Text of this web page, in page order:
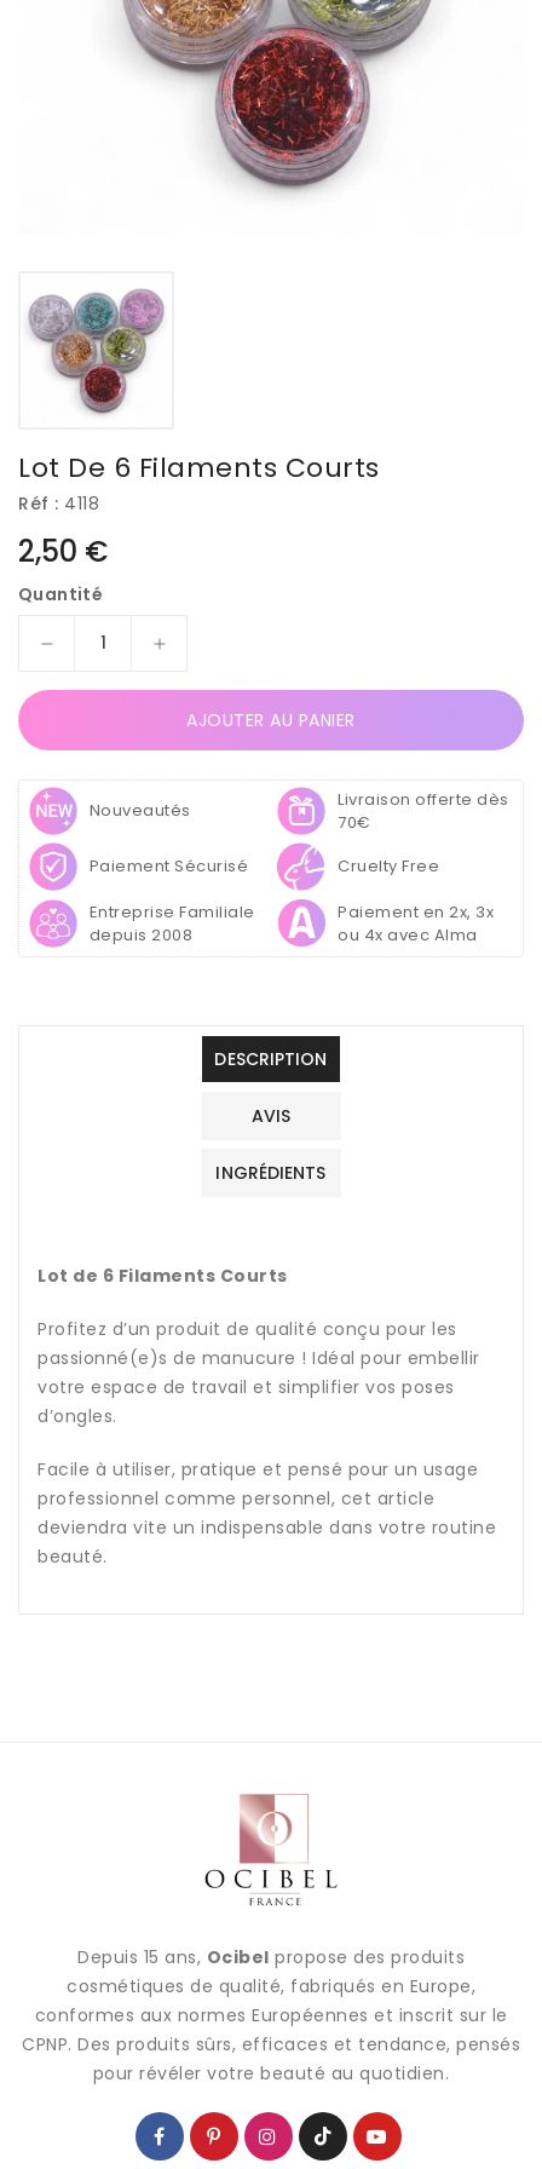
Lot De 6 Filaments Courts
Réf : 4118
Prix
habituel
2,50 €
Quantité
Réduire
Lot
de
6
Filaments
Courts
Augmenter
Lot
de
6
Courts
AJOUTER AU PANIER
Nouveautés
Livraison offerte dès
70€
Paiement Sécurisé
Cruelty Free
Entreprise Familiale
depuis 2008
Paiement en 2x, 3x
ou 4x avec Alma
DESCRIPTION
AVIS
INGRÉDIENTS
Lot de 6 Filaments Courts
Profitez d’un produit de qualité conçu pour les
passionné(e)s de manucure ! Idéal pour embellir
votre espace de travail et simplifier vos poses
d’ongles.
Facile à utiliser, pratique et pensé pour un usage
professionnel comme personnel, cet article
deviendra vite un indispensable dans votre routine
beauté.
Depuis 15 ans, Ocibel propose des produits
cosmétiques de qualité, fabriqués en Europe,
conformes aux normes Européennes et inscrit sur le
CPNP. Des produits sûrs, efficaces et tendance, pensés
pour révéler votre beauté au quotidien.